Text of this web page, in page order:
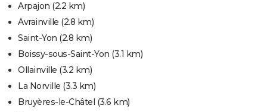
Arpajon (2.2 km)
Avrainville (2.8 km)
Saint-Yon (2.8 km)
Boissy-sous-Saint-Yon (3.1 km)
Ollainville (3.2 km)
La Norville (3.3 km)
Bruyères-le-Châtel (3.6 km)